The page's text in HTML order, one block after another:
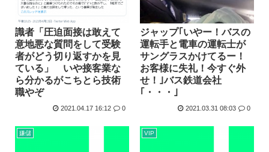
識者「圧迫面接は敢えて
意地悪な質問をして受験
者がどう切り返すかを見
ている」 いや接客業な
ら分かるがこちとら技術
職やぞ
2021.04.17 16:12 0
ジャップ｢いやー！バスの
運転手と電車の運転士が
サングラスかけてるー！
お客様に失礼！今すぐ外
せ！｣バス鉄道会社
｢・・・｣
2021.03.31 08:03 0
嫌儲 VIP